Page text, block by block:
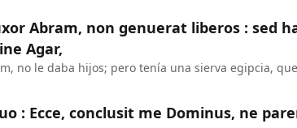
Abram, non genuerat liberos : sed
Agar,
no le daba hijos; pero tenía una sierva egipcia,
: Ecce, conclusit me Dominus, ne